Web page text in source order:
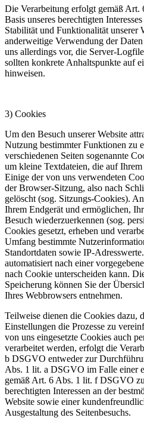
Die Verarbeitung erfolgt gemäß
Basis unseres berechtigten
Stabilität und Funktionalität unserer
anderweitige Verwendung der
uns allerdings vor, die Server-
sollten konkrete Anhaltspunkte auf
hinweisen.
3) Cookies
Um den Besuch unserer Website
Nutzung bestimmter Funktionen zu
verschiedenen Seiten sogenannte
um kleine Textdateien, die auf
Einige der von uns verwendeten
der Browser-Sitzung, also nach
gelöscht (sog. Sitzungs-Cookies).
Ihrem Endgerät und ermöglichen,
Besuch wiederzuerkennen (sog.
Cookies gesetzt, erheben und
Umfang bestimmte
Standortdaten sowie IP-
automatisiert nach einer
nach Cookie unterscheiden kann.
Speicherung können Sie der
Ihres Webbrowsers entnehmen.
Teilweise dienen die Cookies dazu,
Einstellungen die Prozesse zu
von uns eingesetzte Cookies auch
verarbeitet werden, erfolgt die
b DSGVO entweder zur
Abs. 1 lit. a DSGVO im Falle einer
gemäß Art. 6 Abs. 1 lit. f DSGVO
berechtigten Interessen an der
Website sowie einer
Ausgestaltung des Seitenbesuchs.